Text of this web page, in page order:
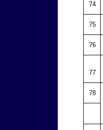
74
75
76
77
78